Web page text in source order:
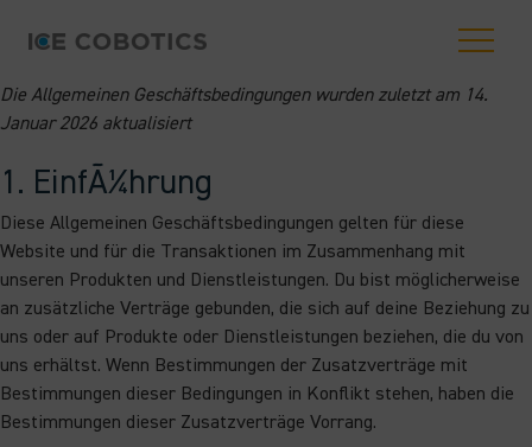
Die Allgemeinen Geschäftsbedingungen wurden zuletzt am 14.
Januar 2026 aktualisiert
1. EinfÃ¼hrung
Diese Allgemeinen Geschäftsbedingungen gelten für diese
Website und für die Transaktionen im Zusammenhang mit
unseren Produkten und Dienstleistungen. Du bist möglicherweise
an zusätzliche Verträge gebunden, die sich auf deine Beziehung zu
uns oder auf Produkte oder Dienstleistungen beziehen, die du von
uns erhältst. Wenn Bestimmungen der Zusatzverträge mit
Bestimmungen dieser Bedingungen in Konflikt stehen, haben die
Bestimmungen dieser Zusatzverträge Vorrang.